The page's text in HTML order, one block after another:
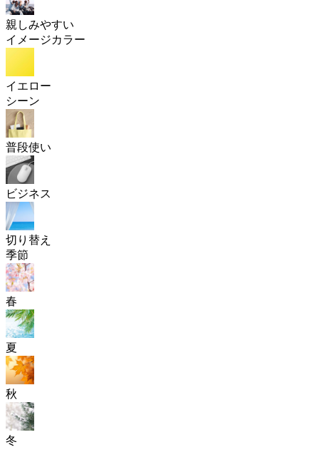
親しみやすい
イメージカラー
イエロー
シーン
普段使い
ビジネス
切り替え
季節
春
夏
秋
冬